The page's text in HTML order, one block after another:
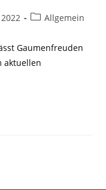
Allgemein
Gaumenfreuden
aktuellen